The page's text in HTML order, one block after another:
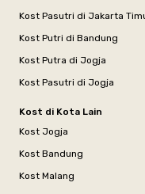
Kost Pasutri di Jakarta
Kost Putri di Bandung
Kost Putra di Jogja
Kost Pasutri di Jogja
Kost di Kota Lain
Kost Jogja
Kost Bandung
Kost Malang